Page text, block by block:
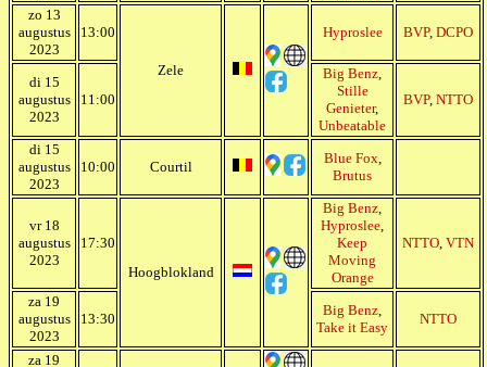
zo 13
augustus
2023
13:00
Zele
Hyproslee BVP, DCPO
di 15
augustus
2023
11:00
Big Benz
Stille
Genieter,
Unbeatable
BVP, NTTO
di 15
augustus
2023
10:00 Courtil
Blue Fox
Brutus
vr 18
augustus
2023
17:30
Hoogblokland
Big Benz
Hyproslee
Keep
Moving
Orange
NTTO VTN
za 19
augustus
2023
13:30
Big Benz
Take it Easy
NTTO
za 19